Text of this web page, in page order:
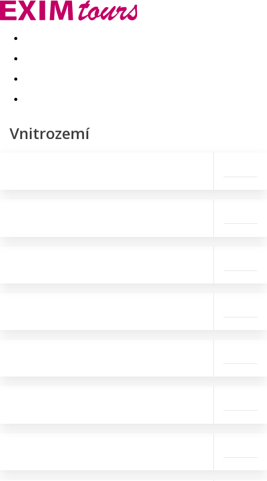
Akční nabídky Last minute
Vnitrozemí